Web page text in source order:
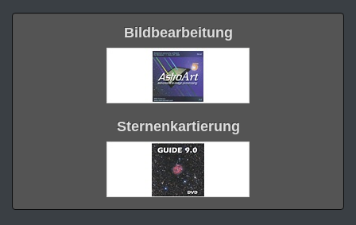
Bildbearbeitung
Sternenkartierung